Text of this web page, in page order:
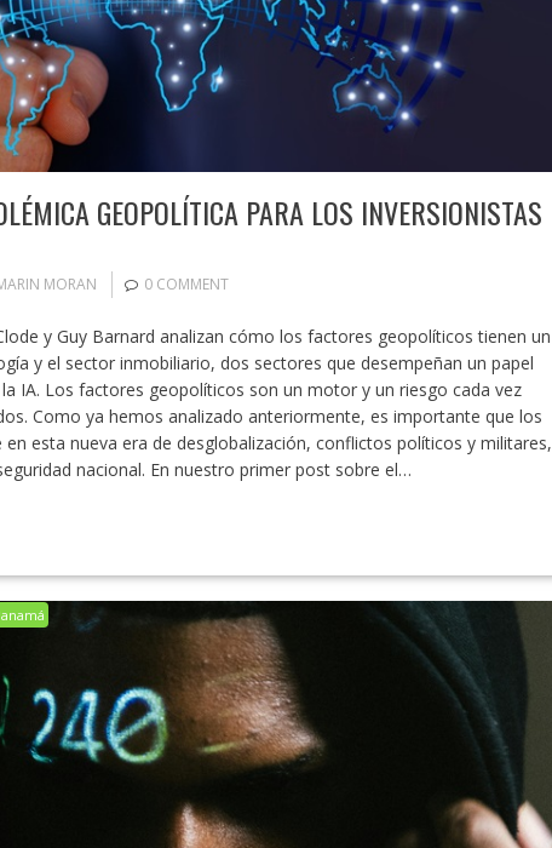
GEOPOLÍTICA PARA LOS INVERSIONISTAS
MORAN 0 COMMENT
y Guy Barnard analizan cómo los factores geopolíticos tienen un
y el sector inmobiliario, dos sectores que desempeñan un papel
IA. Los factores geopolíticos son un motor y un riesgo cada vez
Como ya hemos analizado anteriormente, es importante que los
esta nueva era de desglobalización, conflictos políticos y militares,
nacional. En nuestro primer post sobre el…